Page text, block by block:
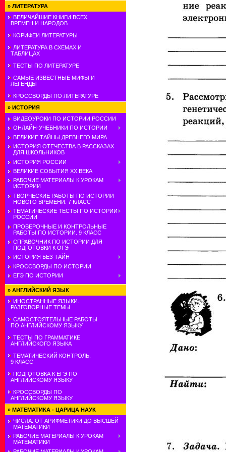
» ЛИТЕРАТУРА
ВЕЛИЧАЙШИЕ КНИГИ ВСЕХ
ВРЕМЕН И НАРОДОВ
КОРИФЕИ ЛИТЕРАТУРЫ
ЛИТЕРАТУРА В СХЕМАХ И
ТАБЛИЦАХ
ТЕСТЫ ПО ЛИТЕРАТУРЕ
САМЫЕ ИЗВЕСТНЫЕ МИФЫ И
ЛЕГЕНДЫ
КРОССВОРДЫ ПО ЛИТЕРАТУРЕ
» ИСТОРИЯ
ВИДЕОУРОКИ ПО ИСТОРИИ РОССИИ
ОНЛАЙН-УЧЕБНИКИ ПО ИСТОРИИ
ВЕЛИКИЕ ТАЙНЫ ДРЕВНЕГО МИРА
ИСТОРИЯ ОТЕЧЕСТВА В РАССКАЗАХ
ДЛЯ ШКОЛЬНИКОВ
ИСТОРИЯ РОССИИ
ВЕЛИКИЕ СОБЫТИЯ ХХ ВЕКА
РАБОЧИЕ МАТЕРИАЛЫ К УРОКАМ
ИСТОРИИ
ТВОРЧЕСКИЕ РАБОТЫ ПО ИСТОРИИ
НОВОГО ВРЕМЕНИ. 7 КЛАСС
ТЕМАТИЧЕСКИЕ ТЕСТЫ ПО ИСТОРИИ
РОССИИ
ПРОВЕРОЧНЫЕ И КОНТРОЛЬНЫЕ
РАБОТЫ ПО ИСТОРИИ. 9 КЛАСС
СПРАВОЧНИК ПО ИСТОРИИ ДЛЯ
ПОДГОТОВКИ К ОГЭ
ИСТОРИЯ БЕЗ ТАЙН
КРОССВОРДЫ ПО ИСТОРИИ
ЕГЭ ПО ИСТОРИИ
» АНГЛИЙСКИЙ ЯЗЫК
ИНОСТРАННЫЕ ЯЗЫКИ.
РАЗГОВОРНЫЕ ТЕМЫ
САМОСТОЯТЕЛЬНЫЕ РАБОТЫ
ПО АНГЛИЙСКОМУ ЯЗЫКУ
ТЕСТЫ ПО ГРАММАТИКЕ
АНГЛИЙСКОГО ЯЗЫКА
ТЕМАТИЧЕСКИЙ КОНТРОЛЬ.
9 КЛАСС
ПОДГОТОВКА К ЕГЭ ПО
АНГЛИЙСКОМУ ЯЗЫКУ
КРОССВОРДЫ ПО
АНГЛИЙСКОМУ ЯЗЫКУ
» МАТЕМАТИКА - ЦАРИЦА НАУК
ЧИСЛА: ОТ АРИФМЕТИКИ ДО ВЫСШЕЙ
МАТЕМАТИКИ
РАБОЧИЕ МАТЕРИАЛЫ К УРОКАМ
МАТЕМАТИКИ